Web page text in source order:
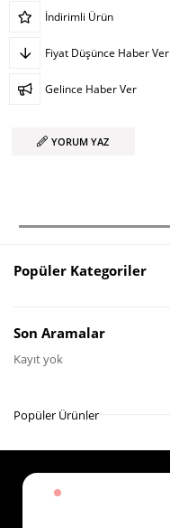
İndirimli Ürün
Fiyat Düşünce Haber Ver
Gelince Haber Ver
YORUM YAZ
ÖDEME SEÇENEKLERI
Popüler Kategoriler
Son Aramalar
Kayıt yok
Popüler Ürünler